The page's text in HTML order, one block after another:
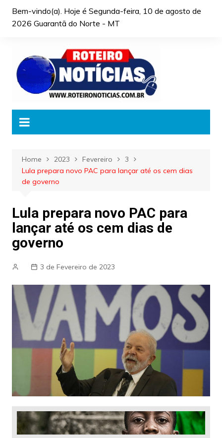
Bem-vindo(a). Hoje é Segunda-feira, 10 de agosto de
2026 Guarantã do Norte - MT
Home 2023 Fevereiro
3
Lula prepara novo PAC para lançar até os cem dias
de governo
Lula prepara novo PAC para
lançar até os cem dias de
governo
3 de Fevereiro de 2023